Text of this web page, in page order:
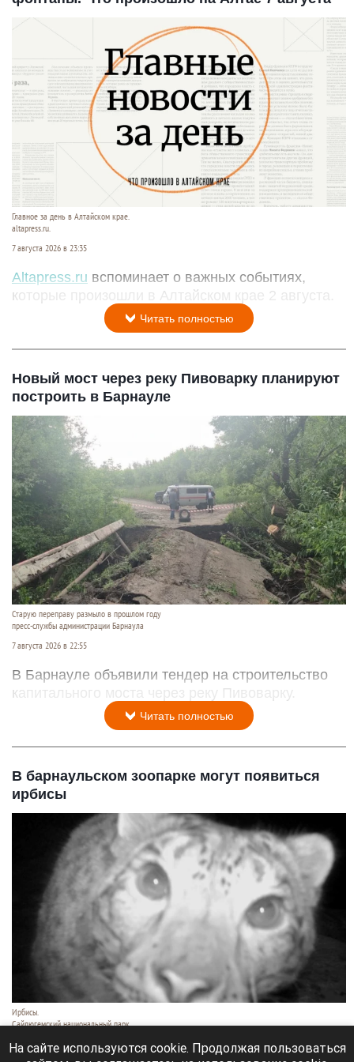
Главное за день в Алтайском крае.
altapress.ru.
7 августа 2026 в 23:35
Altapress.ru вспоминает о важных событиях,
которые произошли в Алтайском крае 2 августа.
Читать полностью
Новый мост через реку Пивоварку планируют
построить в Барнауле
Старую переправу размыло в прошлом году
пресс-службы администрации Барнаула
7 августа 2026 в 22:55
В Барнауле объявили тендер на строительство
капитального моста через реку Пивоварку.
Читать полностью
В барнаульском зоопарке могут появиться
ирбисы
Ирбисы.
Сайлюгемский национальный парк
7 августа 2026 в 22:35
На сайте используются cookie. Продолжая пользоваться